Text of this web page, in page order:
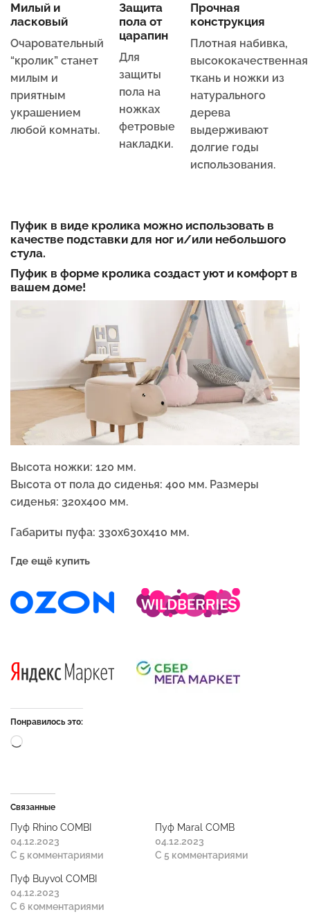
Милый и
ласковый
Очаровательный
“кролик” станет
милым и
приятным
украшением
любой комнаты.
Защита
пола от
царапин
Для
защиты
пола на
ножках
фетровые
накладки.
Прочная
конструкция
Плотная набивка,
высококачественная
ткань и ножки из
натурального
дерева
выдерживают
долгие годы
использования.
Пуфик в виде кролика можно использовать в
качестве подставки для ног и/или небольшого
стула.
Пуфик в форме кролика создаст уют и комфорт в
вашем доме!
Высота ножки: 120 мм.
Высота от пола до сиденья: 400 мм. Размеры
сиденья: 320х400 мм.
Габариты пуфа: 330х630х410 мм.
Где ещё купить
Понравилось это:
Связанные
Пуф Rhino COMBI
04.12.2023
С 5 комментариями
Пуф Maral COMB
04.12.2023
С 5 комментариями
Пуф Buyvol COMBI
04.12.2023
С 6 комментариями